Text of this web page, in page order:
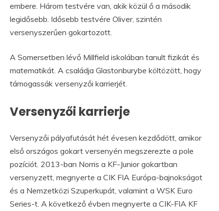
embere. Három testvére van, akik közül ő a második
legidősebb. Idősebb testvére Oliver, szintén
versenyszerűen gokartozott.
A Somersetben lévő Millfield iskolában tanult fizikát és
matematikát. A családja Glastonburybe költözött, hogy
támogassák versenyzői karrierjét.
Versenyzői karrierje
Versenyzői pályafutását hét évesen kezdődött, amikor
első országos gokart versenyén megszerezte a pole
pozíciót. 2013-ban Norris a KF-Junior gokartban
versenyzett, megnyerte a CIK FIA Európa-bajnokságot
és a Nemzetközi Szuperkupát, valamint a WSK Euro
Series-t. A következő évben megnyerte a CIK-FIA KF